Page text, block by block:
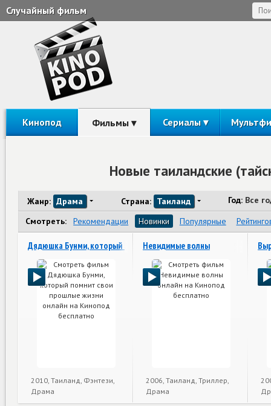
Случайный фильм
Кинопод Фильмы Сериалы
Новые таиландские
Жанр: Драма Страна: Таиланд Год: Все
Смотреть:
Рекомендации Новинки Популярные
Дядюшка Бунми, который помнит свои прошлые жизни
2010, Таиланд, Фэнтези,
Драма
Невидимые волны
2006, Таиланд, Триллер,
Драма